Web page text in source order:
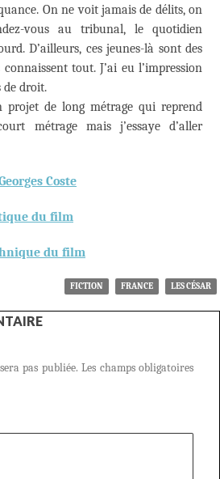
On ne voit jamais de délits, on
vous au tribunal, le quotidien
D’ailleurs, ces jeunes-là sont des
tout. J’ai eu l’impression
de droit.
projet de long métrage qui reprend
métrage mais j’essaye d’aller
Coste
du film
du film
FICTION FRANCE LES CÉSAR
pas publiée. Les champs obligatoires